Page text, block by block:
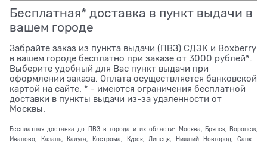
Бесплатная* доставка в пункт выдачи в
вашем городе
Забрайте заказ из пункта выдачи (ПВЗ) СДЭК и Boxberry
в вашем городе бесплатно при заказе от 3000 рублей*.
Выберите удобный для Вас пункт выдачи при
оформлении заказа. Оплата осуществляется банковской
картой на сайте. * - имеются ограничения бесплатной
доставки в пункты выдачи из-за удаленности от
Москвы.
Бесплатная доставка до ПВЗ в города и их области: Москва, Брянск, Воронеж,
Иваново, Казань, Калуга, Кострома, Курск, Липецк, Нижний Новгород, Санкт-